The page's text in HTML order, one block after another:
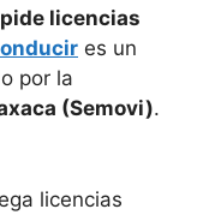
licencias
es un
por la
(Semovi).
licencias